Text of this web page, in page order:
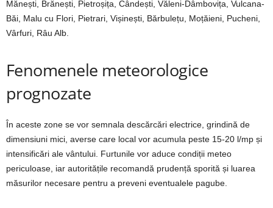
Mănești, Brănești, Pietroșița, Cândești, Văleni-Dâmbovița, Vulcana-
Băi, Malu cu Flori, Pietrari, Vișinești, Bărbulețu, Moțăieni, Pucheni,
Vârfuri, Râu Alb.
Fenomenele meteorologice
prognozate
În aceste zone se vor semnala descărcări electrice, grindină de
dimensiuni mici, averse care local vor acumula peste 15-20 l/mp și
intensificări ale vântului. Furtunile vor aduce condiții meteo
periculoase, iar autoritățile recomandă prudență sporită și luarea
măsurilor necesare pentru a preveni eventualele pagube.